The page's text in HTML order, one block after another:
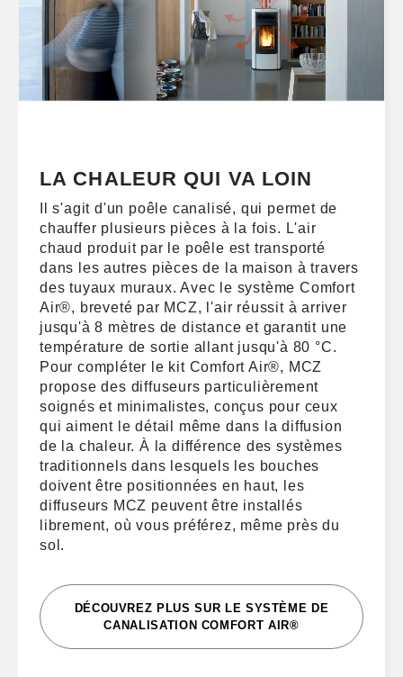
LA CHALEUR QUI VA LOIN
Il s'agit d'un poêle canalisé, qui permet de
chauffer plusieurs pièces à la fois. L'air
chaud produit par le poêle est transporté
dans les autres pièces de la maison à travers
des tuyaux muraux. Avec le système Comfort
Air®, breveté par MCZ, l'air réussit à arriver
jusqu'à 8 mètres de distance et garantit une
température de sortie allant jusqu'à 80 °C.
Pour compléter le kit Comfort Air®, MCZ
propose des diffuseurs particulièrement
soignés et minimalistes, conçus pour ceux
qui aiment le détail même dans la diffusion
de la chaleur. À la différence des systèmes
traditionnels dans lesquels les bouches
doivent être positionnées en haut, les
diffuseurs MCZ peuvent être installés
librement, où vous préférez, même près du
sol.
DÉCOUVREZ PLUS SUR LE SYSTÈME DE
CANALISATION COMFORT AIR®